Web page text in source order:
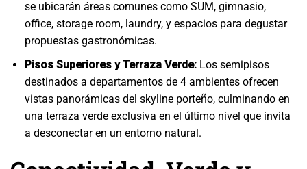
se ubicarán áreas comunes como SUM, gimnasio,
office, storage room, laundry, y espacios para degustar
propuestas gastronómicas.
Pisos Superiores y Terraza Verde:Los semipisos
destinados a departamentos de 4 ambientes ofrecen
vistas panorámicas del skyline porteño, culminando en
una terraza verde exclusiva en el último nivel que invita
a desconectar en un entorno natural.